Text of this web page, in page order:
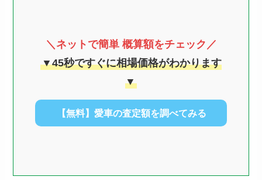
＼ネットで簡単 概算額をチェック／
▼45秒ですぐに相場価格がわかります
▼
【無料】愛車の査定額を調べてみる